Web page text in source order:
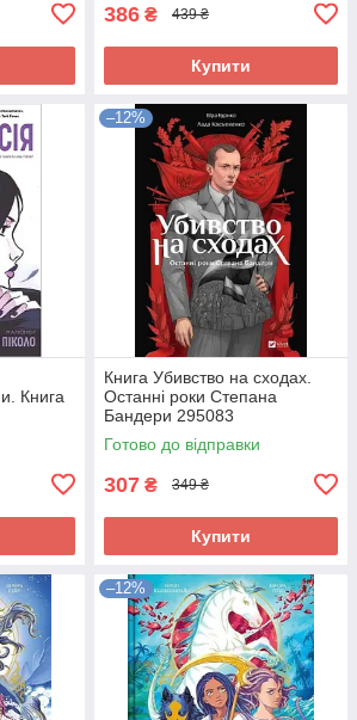
386 ₴ 439 ₴
Купити
Книга
–12%
Книга Убивство на сходах.
Останні роки Степана
Бандери 295083
Готово до відправки
307 ₴ 349 ₴
Купити
–12%